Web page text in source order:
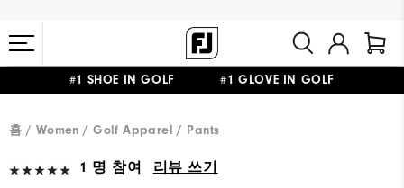
#1 SHOE IN GOLF #1 GLOVE IN GOLF
홈 Women Golf Apparel Pants
1 명 참여 리뷰 쓰기